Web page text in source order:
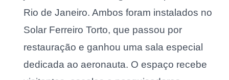
Rio de Janeiro. Ambos foram instalados no
Solar Ferreiro Torto, que passou por
restauração e ganhou uma sala especial
dedicada ao aeronauta. O espaço recebe